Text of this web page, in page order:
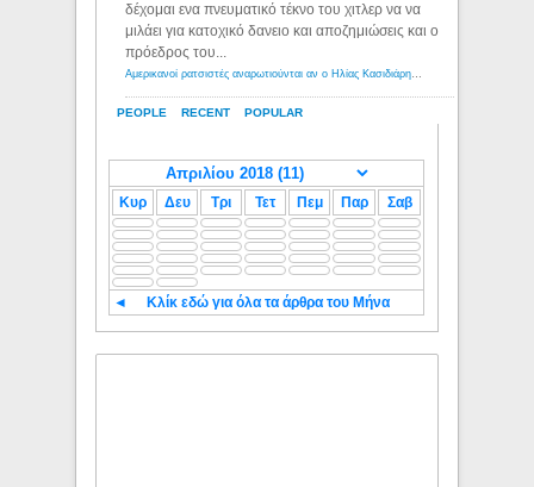
PEOPLE RECENT POPULAR
δέχομαι ενα πνευματικό τέκνο του χιτλερ να να
μιλάει για κατοχικό δανειο και αποζημιώσεις και ο
πρόεδρος του...
Αμερικανοί ρατσιστές αναρωτιούνται αν ο Ηλίας Κασιδιάρης ανήκει στη λευκή φυλή... - Λόγιος Ερμής
Κυρ Δευ Τρι Τετ Πεμ Παρ Σαβ
◄ Κλίκ εδώ για όλα τα άρθρα του Μήνα